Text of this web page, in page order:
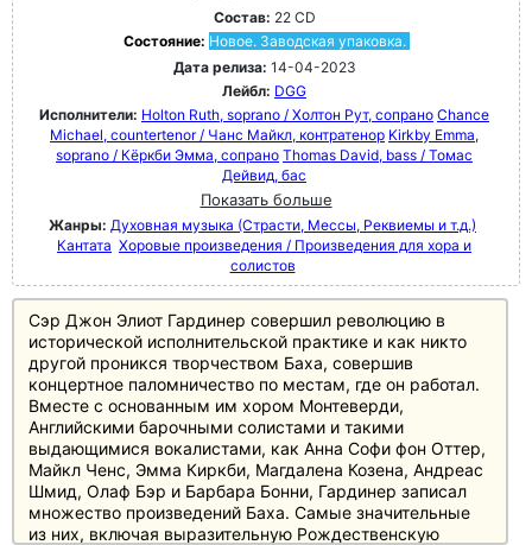
Состав: 22 CD
Состояние: Новое. Заводская упаковка.
Дата релиза: 14-04-2023
Лейбл: DGG
Исполнители: Holton Ruth, soprano / Холтон Рут, сопрано Chance
Michael, countertenor / Чанс Майкл, контратенор Kirkby Emma,
soprano / Кёркби Эмма, сопрано Thomas David, bass / Томас
Дейвид, бас
Показать больше
Жанры: Духовная музыка (Страсти, Мессы, Реквиемы и т.д.)
Кантата Хоровые произведения / Произведения для хора и
солистов
Сэр Джон Элиот Гардинер совершил революцию в
исторической исполнительской практике и как никто
другой проникся творчеством Баха, совершив
концертное паломничество по местам, где он работал.
Вместе с основанным им хором Монтеверди,
Английскими барочными солистами и такими
выдающимися вокалистами, как Анна Софи фон Оттер,
Майкл Ченс, Эмма Киркби, Магдалена Козена, Андреас
Шмид, Олаф Бэр и Барбара Бонни, Гардинер записал
множество произведений Баха. Самые значительные
из них, включая выразительную Рождественскую